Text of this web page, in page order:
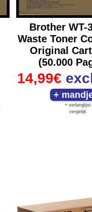
Brother WT-
Waste Toner
Original
(50.000
14,99€
+ verlanglijst
vergelijk